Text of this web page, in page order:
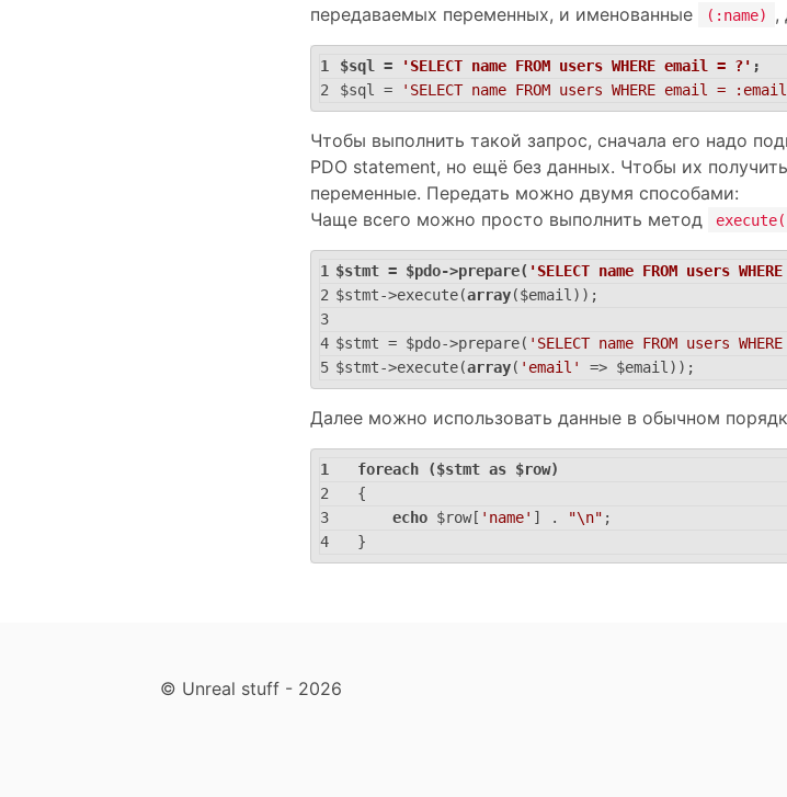
передаваемых переменных, и именованные
(:name) ,
$sql = 'SELECT name FROM users WHERE email = ?' ;
$sql =
'SELECT name FROM users WHERE email =
Чтобы выполнить такой запрос, сначала его надо
PDO statement, но ещё без данных. Чтобы их
переменные. Передать можно двумя способами:
Чаще всего можно просто выполнить метод
$stmt = $pdo->prepare( 'SELECT name FROM users
$stmt->execute(array($email));
$stmt = $pdo->prepare( 'SELECT name FROM users
$stmt->execute(array( 'email' => $email));
Далее можно использовать данные в обычном
foreach ($stmt as $row)
{
echo $row[ 'name' ] . "\n" ;
}
© Unreal stuff - 2026